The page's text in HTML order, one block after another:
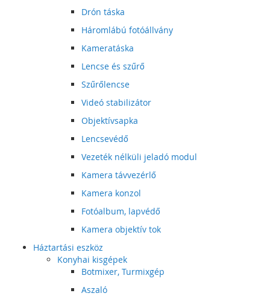
Drón táska
Háromlábú fotóállvány
Kameratáska
Lencse és szűrő
Szűrőlencse
Videó stabilizátor
Objektívsapka
Lencsevédő
Vezeték nélküli jeladó modul
Kamera távvezérlő
Kamera konzol
Fotóalbum, lapvédő
Kamera objektív tok
Háztartási eszköz
Konyhai kisgépek
Botmixer, Turmixgép
Aszaló